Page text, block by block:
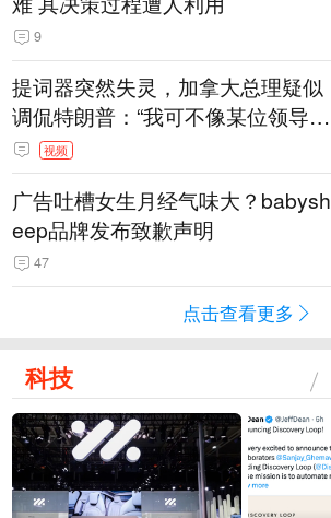
9
提词器突然失灵，加拿大总理疑似
调侃特朗普：“我可不像某位领导
人，把这当成一场阴谋”，全场哄笑
视频
广告吐槽女生月经气味大？babysh
eep品牌发布致歉声明
47
点击查看更多
科技